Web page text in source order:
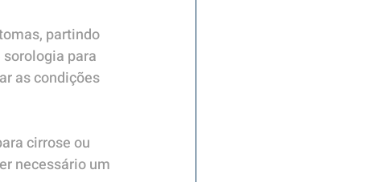
partindo
para
as condições
cirrose ou
necessário um